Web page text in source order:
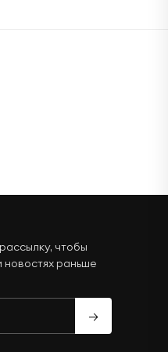
чтобы
новостях раньше
→